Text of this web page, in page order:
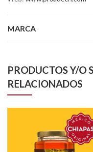
MARCA
PRODUCTOS Y/O
RELACIONADOS